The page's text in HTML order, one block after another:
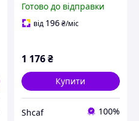
Напрямна свердла під
дюбель з алюмінієвого
Готово до відправки
від 196₴/міс
1 176₴
Купити
Shcaf 100%